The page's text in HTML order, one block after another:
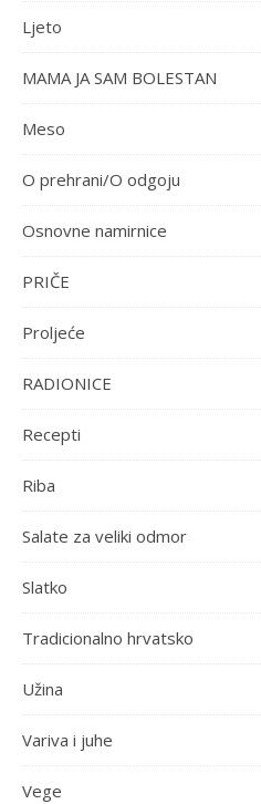
Ljeto
MAMA JA SAM BOLESTAN
Meso
O prehrani/O odgoju
Osnovne namirnice
PRIČE
Proljeće
RADIONICE
Recepti
Riba
Salate za veliki odmor
Slatko
Tradicionalno hrvatsko
Užina
Variva i juhe
Vege